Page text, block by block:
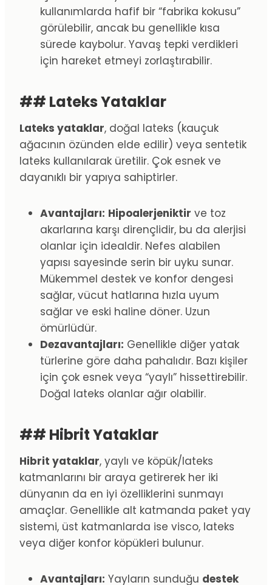
kullanımlarda hafif bir “fabrika kokusu”
görülebilir, ancak bu genellikle kısa
sürede kaybolur. Yavaş tepki verdikleri
için hareket etmeyi zorlaştırabilir.
## Lateks Yataklar
Lateks yataklar, doğal lateks (kauçuk
ağacının özünden elde edilir) veya sentetik
lateks kullanılarak üretilir. Çok esnek ve
dayanıklı bir yapıya sahiptirler.
Avantajları: Hipoalerjeniktir ve toz
akarlarına karşı dirençlidir, bu da alerjisi
olanlar için idealdir. Nefes alabilen
yapısı sayesinde serin bir uyku sunar.
Mükemmel destek ve konfor dengesi
sağlar, vücut hatlarına hızla uyum
sağlar ve eski haline döner. Uzun
ömürlüdür.
Dezavantajları: Genellikle diğer yatak
türlerine göre daha pahalıdır. Bazı kişiler
için çok esnek veya “yaylı” hissettirebilir.
Doğal lateks olanlar ağır olabilir.
## Hibrit Yataklar
Hibrit yataklar, yaylı ve köpük/lateks
katmanlarını bir araya getirerek her iki
dünyanın da en iyi özelliklerini sunmayı
amaçlar. Genellikle alt katmanda paket yay
sistemi, üst katmanlarda ise visco, lateks
veya diğer konfor köpükleri bulunur.
Avantajları: Yayların sunduğu destek